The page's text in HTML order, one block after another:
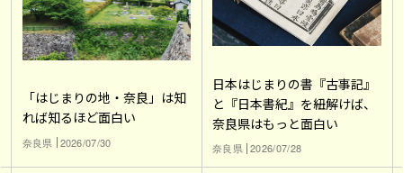
「はじまりの地・奈良」は知
れば知るほど面白い
奈良県 2026/07/30
日本はじまりの書『古事記』
と『日本書紀』を紐解けば、
奈良県はもっと面白い
奈良県 2026/07/28